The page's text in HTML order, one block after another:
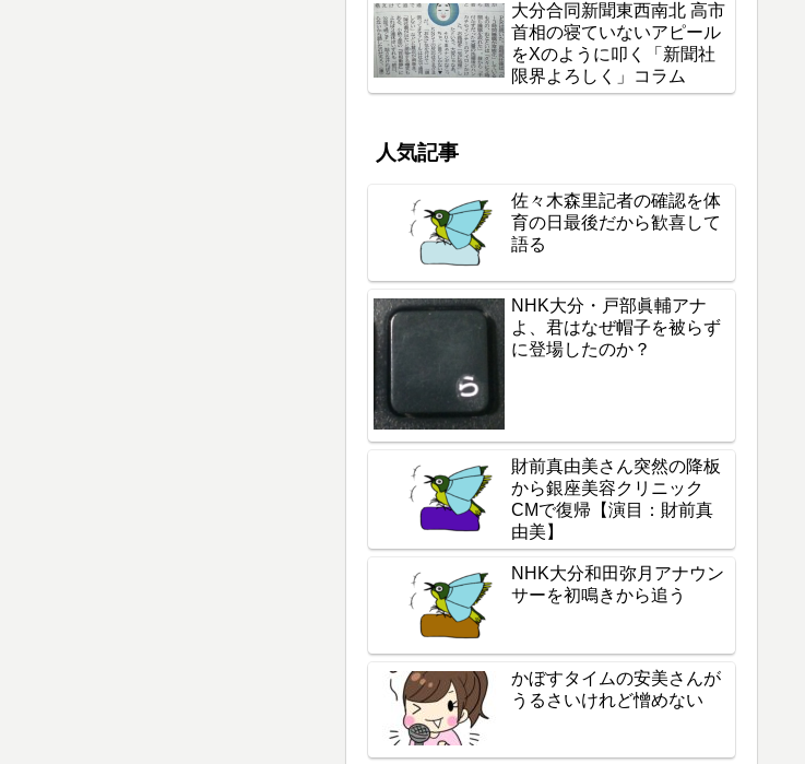
大分合同新聞東西南北 高市
首相の寝ていないアピール
をXのように叩く「新聞社
限界よろしく」コラム
人気記事
佐々木森里記者の確認を体
育の日最後だから歓喜して
語る
NHK大分・戸部眞輔アナ
よ、君はなぜ帽子を被らず
に登場したのか？
財前真由美さん突然の降板
から銀座美容クリニック
CMで復帰【演目：財前真
由美】
NHK大分和田弥月アナウン
サーを初鳴きから追う
かぼすタイムの安美さんが
うるさいけれど憎めない